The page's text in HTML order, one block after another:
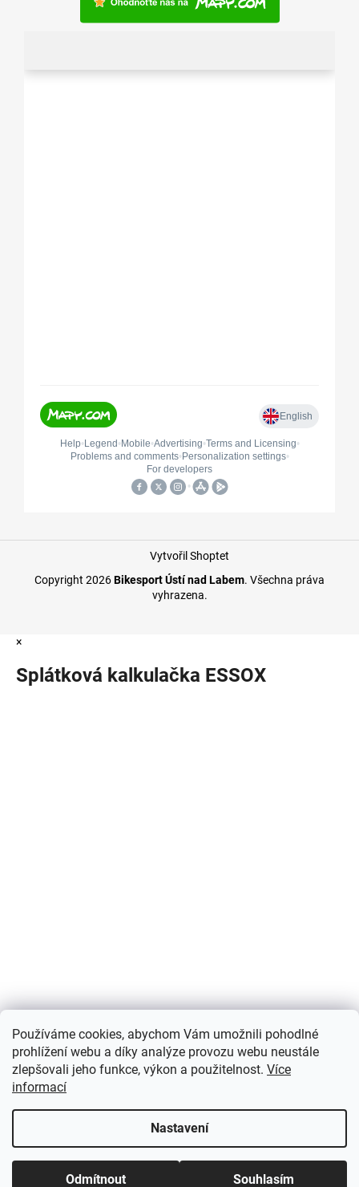
Používáme cookies, abychom Vám umožnili pohodlné
prohlížení webu a díky analýze provozu webu neustále
zlepšovali jeho funkce, výkon a použitelnost. Více
informací
Nastavení
Odmítnout Souhlasím
Vytvořil Shoptet
Copyright 2026Bikesport Ústí nad Labem. Všechna práva
vyhrazena.
×
Splátková kalkulačka ESSOX